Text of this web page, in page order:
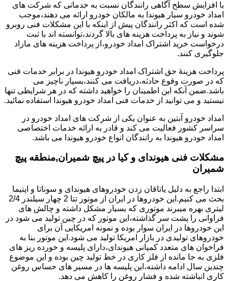
با افزایش سطح آگاهی رانندگان نسبت به خدماتی که شرکت های
امداد خودرو سیار هیوندا به مالکان خودرو ارائه می دهند،موجب
شده است که اکثر رانندگان پیش از اینکه با این مشکلات فنی روبرو
شوند و نیاز به پرداخت هزینه های بالا گردند،توانسته اند با ثبت
درخواست خرید اشتراک امداد خودرو،از پرداخت هزینه های مازاد
جلوگیری کنند.
پرداخت هزینۀ حق اشتراک امداد خودرو هیوندا در برابر خدمات فنی
که در صورت وقوع حادثه،دریافت می کنند،بسیار ناچیز می
باشد.ضمن آنکه این اطمینان را خواهید داشته که در هر شرایطی تنها
نیستید و می توانید از خدمات فنی امداد خودرو هیوندا استفاده نمائید.
امداد خودرو آبتین به عنوان یکی از شرکت های امداد خودرو در
سراسر کشور فعالیت می کند و قادر به ارائه خدمات اختصاصی
امداد خودرو هیوندا به رانندگان انواع خودرو هیوندا می باشد.
مشکلات فنی هیوندای و کیا در پیچ شمیران,منطقه پیچ
شمیران
ابتدا راجع به دلیل یاتاقان زدن خودروهای هیوندای و سوناتا و اپتیما
بحث می کنیم.این خودروها در ایران از موتور تتا 2 چهار سیلندر 2/4
لیتری بهره میبرند موتوری که بسیار مشکل داشته و چالش های
فراوانی را پشت سر گذاشته،این موتور که در چین تولید می شود در
این خودروها در ایران سوار بوده و نمونه امریکایی آن برای
خودروهای تولیدی در بازار امریکا تولید می شود.این موتور بنا به
فراخوان های متعدد کمپانی هیوندای،دارای پلیسه و خورده ریز های
فلزی به جا مانده از فلز کاری در خط تولید چین بوده و این موضوع
چندین سال ادامه داشته،این پلیسه ها در مسیر های حساس روغن
کاری انباشته شده و فشار روغن را کاهش می دهد.